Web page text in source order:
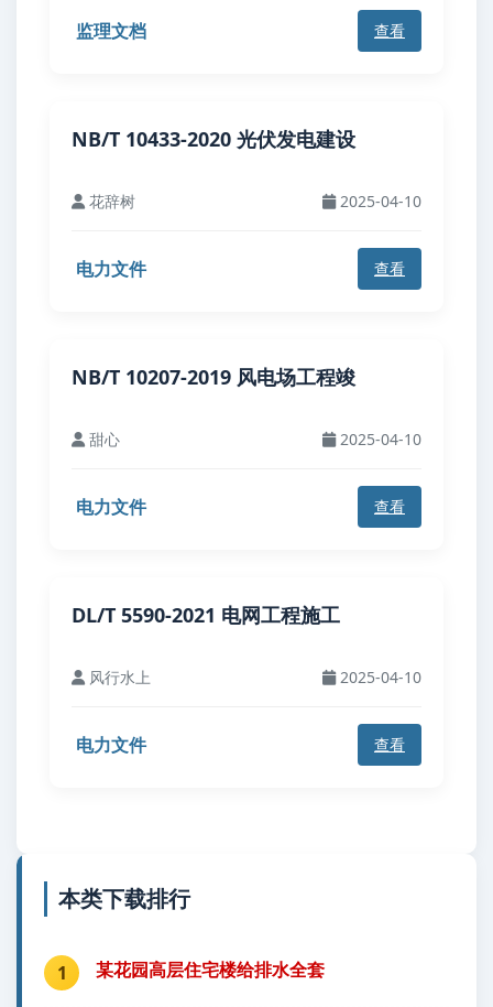
监理文档 查看
NB/T 10433-2020 光伏发电建设
花辞树 2025-04-10
电力文件 查看
NB/T 10207-2019 风电场工程竣
甜心 2025-04-10
电力文件 查看
DL/T 5590-2021 电网工程施工
风行水上 2025-04-10
电力文件 查看
本类下载排行
1 某花园高层住宅楼给排水全套